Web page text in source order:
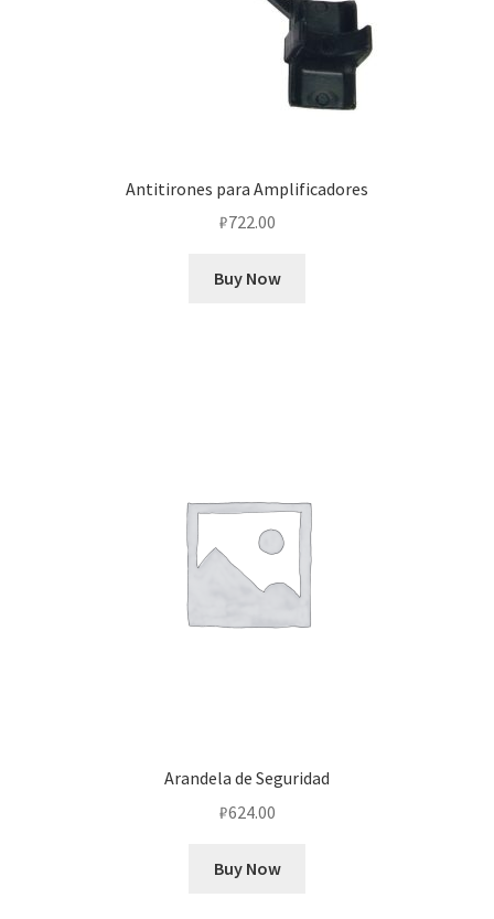
Antitirones para Amplificadores
₽722.00
Buy Now
Arandela de Seguridad
₽624.00
Buy Now